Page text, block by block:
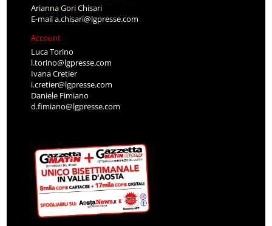
Arianna Gori Chisari
E-maila.chisari@lgpresse.com
Account
Luca Torino
l.torino@lgpresse.com
Ivana Cretier
i.cretier@lgpresse.com
Daniele Fimiano
d.fimiano@lgpresse.com